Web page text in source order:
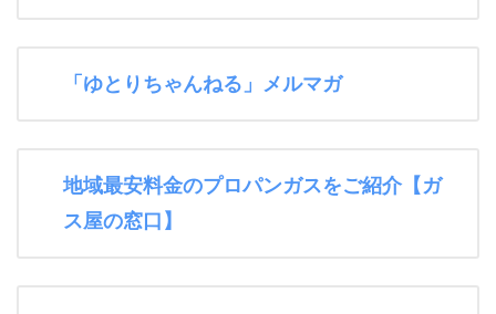
「ゆとりちゃんねる」メルマガ
地域最安料金のプロパンガスをご紹介【ガ
ス屋の窓口】